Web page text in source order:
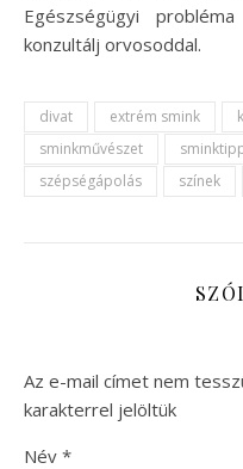
Egészségügyi
konzultálj orvosoddal.
divat extrém smink
sminkművészet
szépségápolás
színek
Az e-mail címet nem
karakterrel jelöltük
Név *